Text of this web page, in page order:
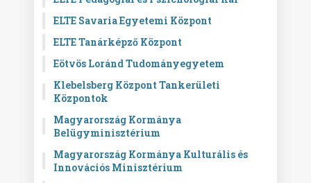
ELTE Savaria Egyetemi Központ
ELTE Tanárképző Központ
Eötvös Loránd Tudományegyetem
Klebelsberg Központ Tankerületi
Központok
Magyarország Kormánya
Belügyminisztérium
Magyarország Kormánya Kulturális és
Innovációs Minisztérium